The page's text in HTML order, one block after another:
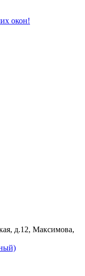
окон!
д.12, Максимова,